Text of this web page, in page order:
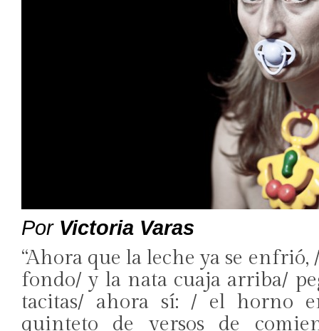
Por Victoria Varas
“Ahora que la leche ya se
fondo/ y la nata cuaja arriba/
tacitas/ ahora sí: / el horno
quinteto de versos de